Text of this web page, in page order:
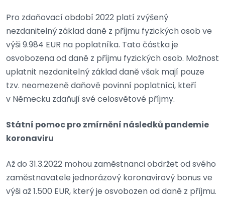
Pro zdaňovací období 2022 platí zvýšený
nezdanitelný základ daně z příjmu fyzických osob ve
výši 9.984 EUR na poplatníka. Tato částka je
osvobozena od daně z příjmu fyzických osob. Možnost
uplatnit nezdanitelný základ daně však mají pouze
tzv. neomezeně daňově povinní poplatníci, kteří
v Německu zdaňují své celosvětové příjmy.
Státní pomoc pro zmírnění následků pandemie
koronaviru
Až do 31.3.2022 mohou zaměstnanci obdržet od svého
zaměstnavatele jednorázový koronavirový bonus ve
výši až 1.500 EUR, který je osvobozen od daně z příjmu.